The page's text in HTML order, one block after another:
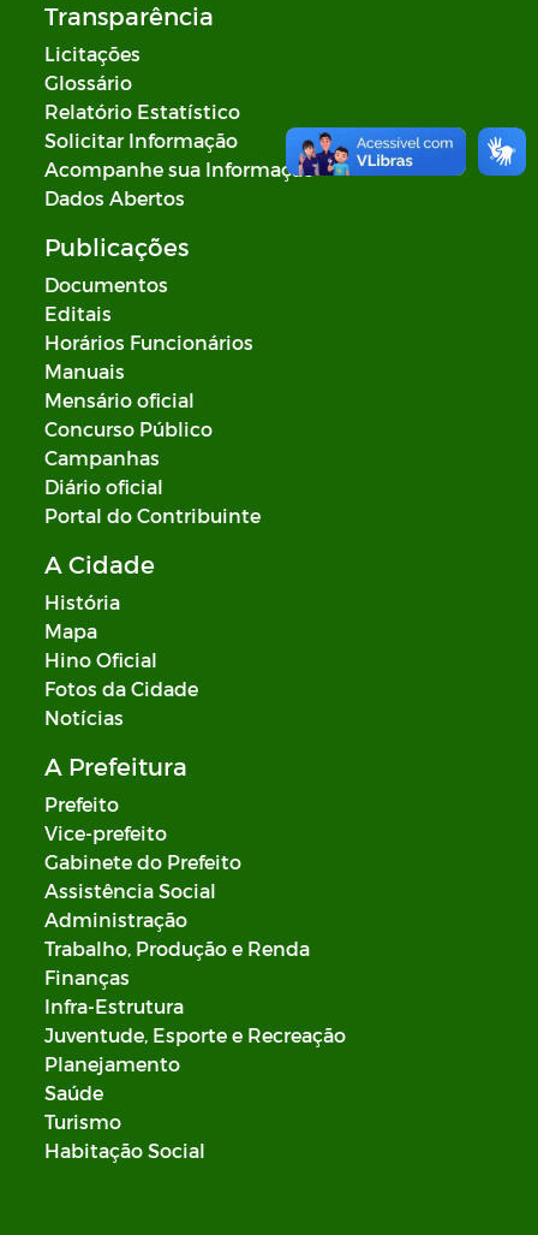
Transparência
Licitações
Glossário
Relatório Estatístico
Solicitar Informação
Acompanhe sua Informação
Dados Abertos
Publicações
Documentos
Editais
Horários Funcionários
Manuais
Mensário oficial
Concurso Público
Campanhas
Diário oficial
Portal do Contribuinte
A Cidade
História
Mapa
Hino Oficial
Fotos da Cidade
Notícias
A Prefeitura
Prefeito
Vice-prefeito
Gabinete do Prefeito
Assistência Social
Administração
Trabalho, Produção e Renda
Finanças
Infra-Estrutura
Juventude, Esporte e Recreação
Planejamento
Saúde
Turismo
Habitação Social